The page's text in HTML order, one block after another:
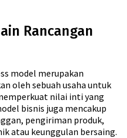
Rancangan
model merupakan
oleh sebuah usaha untuk
nilai inti yang
bisnis juga mencakup
pengiriman produk,
atau keunggulan bersaing.